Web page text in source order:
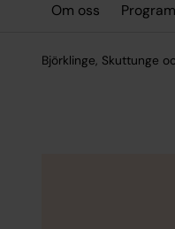
Om oss
Björklinge, Skuttunge